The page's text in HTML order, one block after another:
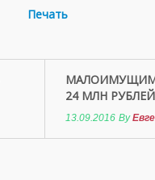
Печать
МАЛОИМУЩИМ
24 МЛН РУБЛЕЙ
13.09.2016 By